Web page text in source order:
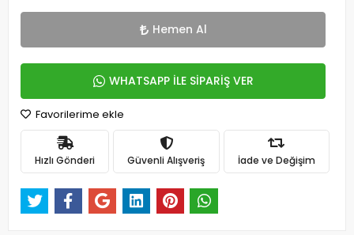
Hemen Al
WHATSAPP İLE SİPARİŞ VER
Favorilerime ekle
Hızlı Gönderi Güvenli Alışveriş İade ve Değişim